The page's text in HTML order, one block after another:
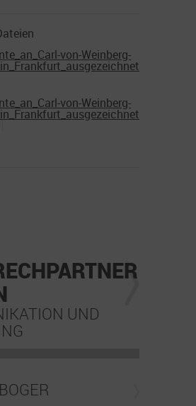
von-Weinberg-
von-Weinberg-
UND